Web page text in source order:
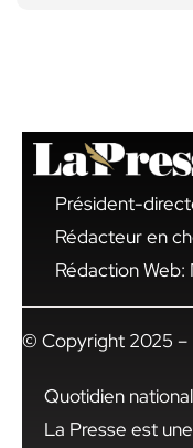
Président-
Rédacteur en
Rédaction Web:
© Copyright 2025 –
Quotidien
La Presse est